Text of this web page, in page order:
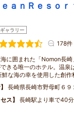
ｅａｎＲｅｓｏ
ャラリー
178件
に囲まれた「Nomon長
きる唯一のホテル。温泉
鮮な海の幸を使用した創
長崎県長崎市野母町６９
ス
長崎駅より車で40分